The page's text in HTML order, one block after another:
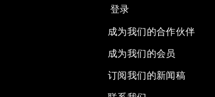
登录
成为我们的合作伙伴
成为我们的会员
订阅我们的新闻稿